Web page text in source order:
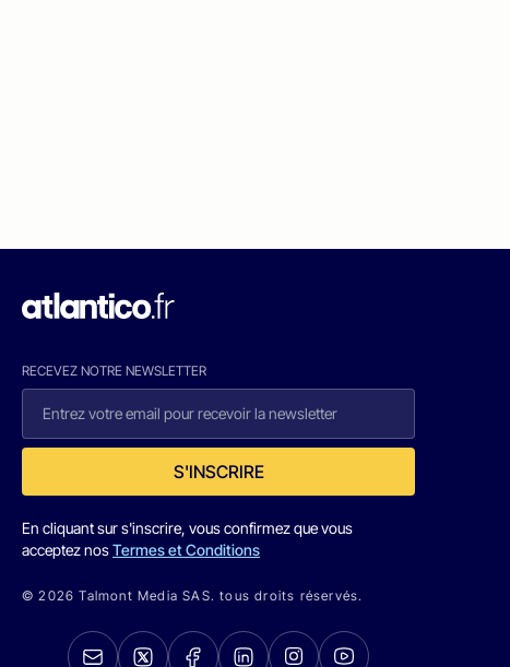
RECEVEZ NOTRE NEWSLETTER
S'INSCRIRE
En cliquant sur s'inscrire, vous confirmez que vous
acceptez nosTermes et Conditions
© 2026 Talmont Media SAS. tous droits réservés.